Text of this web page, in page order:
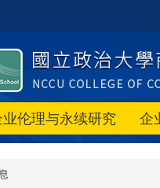
业伦理与永续研究 企